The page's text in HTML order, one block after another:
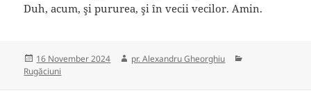
Duh, acum, şi pururea, şi în vecii vecilor. Amin.
Posted
on
16 November 2024 Author
pr. Alexandru Gheorghiu
Rugăciuni